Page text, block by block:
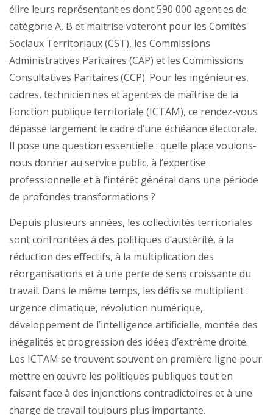
élire leurs représentant·es dont 590 000 agent·es de
catégorie A, B et maitrise voteront pour les Comités
Sociaux Territoriaux (CST), les Commissions
Administratives Paritaires (CAP) et les Commissions
Consultatives Paritaires (CCP). Pour les ingénieur·es,
cadres, technicien·nes et agent·es de maîtrise de la
Fonction publique territoriale (ICTAM), ce rendez-vous
dépasse largement le cadre d’une échéance électorale.
Il pose une question essentielle : quelle place voulons-
nous donner au service public, à l’expertise
professionnelle et à l’intérêt général dans une période
de profondes transformations ?
Depuis plusieurs années, les collectivités territoriales
sont confrontées à des politiques d’austérité, à la
réduction des effectifs, à la multiplication des
réorganisations et à une perte de sens croissante du
travail. Dans le même temps, les défis se multiplient :
urgence climatique, révolution numérique,
développement de l’intelligence artificielle, montée des
inégalités et progression des idées d’extrême droite.
Les ICTAM se trouvent souvent en première ligne pour
mettre en œuvre les politiques publiques tout en
faisant face à des injonctions contradictoires et à une
charge de travail toujours plus importante.